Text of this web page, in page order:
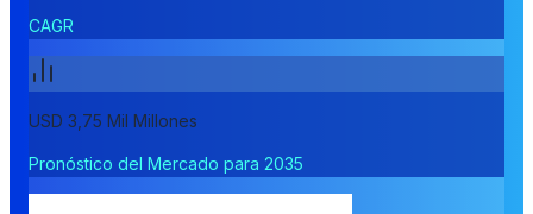
CAGR
USD 3,75 Mil Millones
Pronóstico del Mercado para 2035